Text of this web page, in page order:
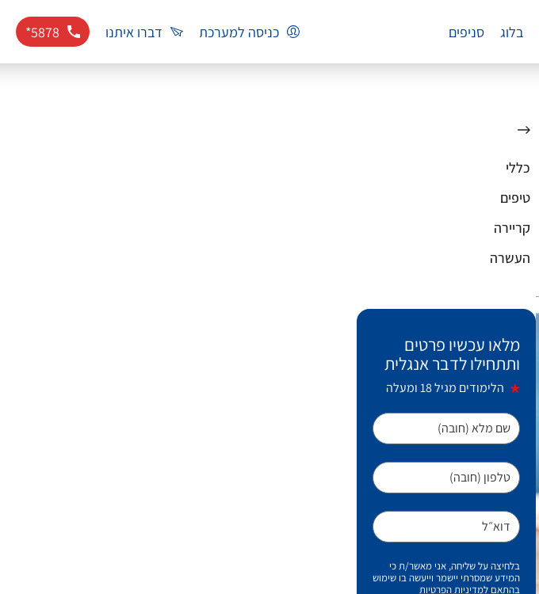
בלוג סניפים כניסה למערכת דברו איתנו *5878
כללי
טיפים
קריירה
העשרה
מלאו עכשיו פרטים
ותתחילו לדבר אנגלית
הלימודים מגיל 18 ומעלה
שם מלא (חובה)
טלפון (חובה)
דוא״ל
בלחיצה על שליחה, אני מאשר/ת כי
המידע שמסרתי יישמר וייעשה בו שימוש
בהתאם למדיניות הפרטיות